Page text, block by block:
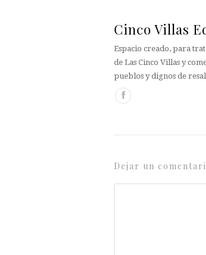
Cinco Villas
Espacio creado, para
de Las Cinco Villas y
pueblos y dignos de
Dejar un